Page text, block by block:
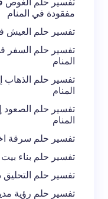
تفسير حلم الغوص
مفقودة في المنام
تفسير حلم العيش
تفسير حلم السفر
المنام
تفسير حلم الذهاب
المنام
تفسير حلم
المنام
تفسير حلم سرقة
تفسير حلم بناء
تفسير حلم التحليق
تفسير حلم رؤية